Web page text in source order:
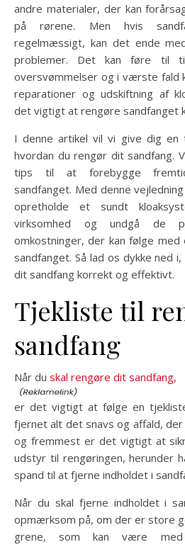
andre materialer, der kan
på rørene. Men hvis
regelmæssigt, kan det ende
problemer. Det kan føre til
oversvømmelser og i værste fald
reparationer og udskiftning af
det vigtigt at rengøre sandfanget
I denne artikel vil vi give dig en
hvordan du rengør dit sandfang.
tips til at forebygge
sandfanget. Med denne
opretholde et sundt
virksomhed og undgå de
omkostninger, der kan følge
sandfanget. Så lad os dykke ned
dit sandfang korrekt og effektivt.
Tjekliste til
sandfang
Når du skal rengøre dit sandfang,
er det vigtigt at følge en
fjernet alt det snavs og affald,
og fremmest er det vigtigt at
udstyr til rengøringen, herunder
spand til at fjerne indholdet i
Når du skal fjerne indholdet i
opmærksom på, om der er store
grene, som kan være